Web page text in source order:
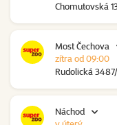
Chomutovská
Most Čechova
Rudolická
zítra od 09:00
Náchod